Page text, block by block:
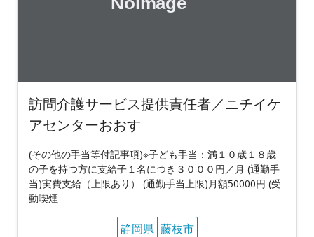
訪問介護サービス提供責任者／ニチイケ
アセンターおおす
(その他の手当等付記事項)※子ども手当：満１０歳１８歳
の子を持つ方に支給子１名につき３０００円／月 (通勤手
当)実費支給（上限あり） (通勤手当上限)月額50000円 (受
動喫煙
静岡県 藤枝市